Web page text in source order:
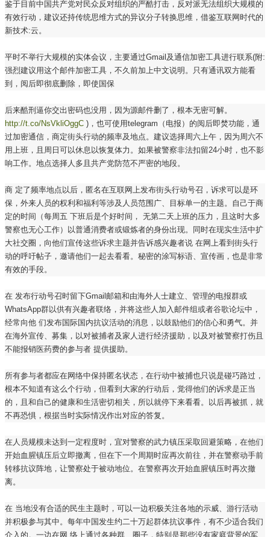
鉴于目前中国共产党对民众反对组织的严酷打击，反对派无法组织大规模的
有效行动，建议还持传统思维方式的异议分子转换思维，借鉴互联网时代的
新技术:云。
平时不举行大规模的实体会议，主要通过Gmail及通信加密工具进行联系(附:
强烈建议用这个邮件加密工具，不久前加上中文说明。只有通讯双方能看
到，阅后即彻底删除，即使国保
后来酷刑逼你交出密码也没用，因为源邮件删了，根本无密可解。
http://t.co/NsVkliOggC )，也可使用telegram（电报）的阅后即焚功能，通
过加密通信，商定街头行动的频率及地点。建议选择周六上午，因为周六不
用上班，且周日可以休息以恢复体力。如果被警察非法扣留24小时，也不影
响工作。地点选择人多且共产党防范不严密的地段。
商 定了频率地点以后，匿名在互联网上发布街头行动号召，诉求可以是环
保，外来人员的权利和福利等涉及人员范围广、目标单一的主题。自己于商
定的时间（每周五 下班后是个好时间， 无第二天上班的压力，且这时大多
警察也无心工作）以普通消费者或锻炼者的身份出现。同时在现实生活中扩
大社交圈，向他们宣传这些诉求主题并告诉感兴趣者说 在网上看到街头行
动的呼吁帖子，邀请他们一起去看看。秘密的涂写标语、宣传画，也是非常
有效的手段。
在 发布行动号召时留下Gmail邮箱和由海外人士建立、管理的电报群或
WhatsApp群以供有兴趣者联络，并将这些人加入邮件组或者谷歌论坛中，
经常向他 们发布国际国内抗议活动的消息，以鼓励他们的信心和勇气。并
在海外宣传、募集，以对被捕者及家人进行经济援助，以及对被警察打伤且
不能报销医药费的参与者 提供援助。
所有参与者都应在网络中保持匿名状态，在行动中被捕也只说是碰巧路过，
根本不知道有这么个行动，但看到大家的行动后，觉得他们的诉求是正当
的，且和自己的健康和生活密切相关，所以就停下来看看。以后再被抓，就
不再恐惧，根据当时实际情况作出对应的答复。
在人员规模未达到一定程度时，宜对警察的武力镇压采取回避策略，在他们
开始血腥镇压后立即撤离，但在下一个周期时应再次前往，并在警察动手前
转移抗议阵地，让警察处于被动地位。在警察再次开始血腥镇压时再次撤
离。
在 当地没有合适的民生主题时，可以一边积极关注各地的示威、游行活动
并积极参与其中。每年中国发生约二十万起群体抗议事件，有不少适合我们
介入的。一边在网 络上通过各种群、圈子，特别是那些没有家庭背景的军